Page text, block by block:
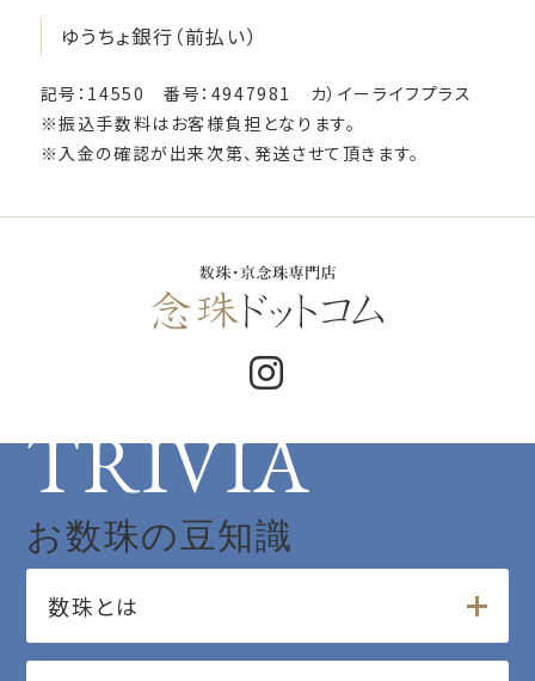
ゆうちょ銀行（前払い）
記号：14550 番号：4947981 カ）イーライフプラス
※振込手数料はお客様負担となります。
※入金の確認が出来次第、発送させて頂きます。
TRIVIA
お数珠の豆知識
数珠とは